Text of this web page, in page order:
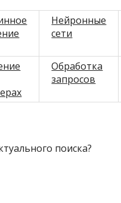
Нейронные
сети
Обработка
запросов
поиска?